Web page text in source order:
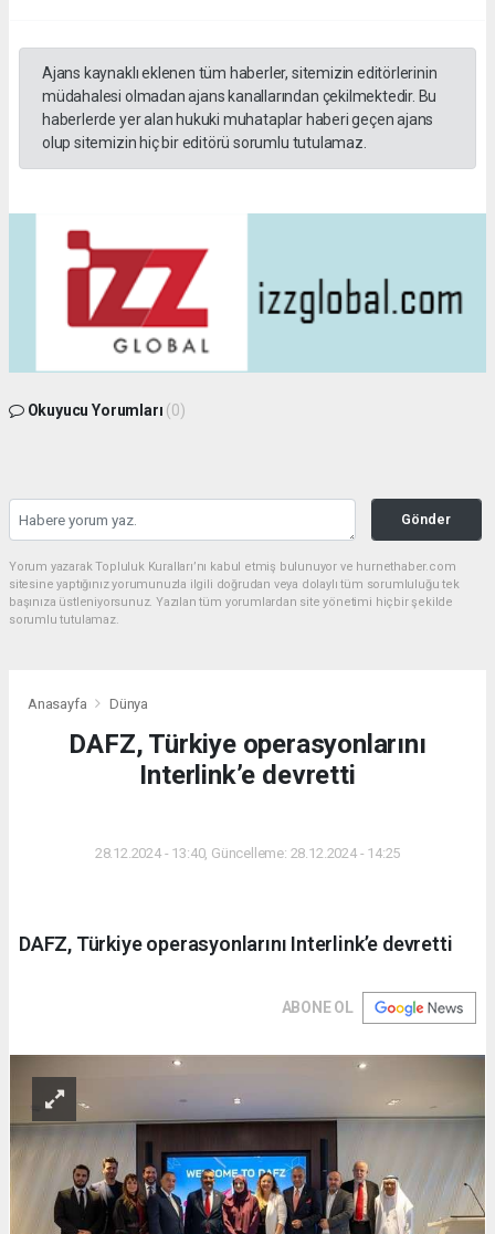
Ajans kaynaklı eklenen tüm haberler, sitemizin editörlerinin
müdahalesi olmadan ajans kanallarından çekilmektedir. Bu
haberlerde yer alan hukuki muhataplar haberi geçen ajans
olup sitemizin hiç bir editörü sorumlu tutulamaz.
Okuyucu Yorumları (0)
Gönder
Yorum yazarak Topluluk Kuralları’nı kabul etmiş bulunuyor ve hurnethaber.com
sitesine yaptığınız yorumunuzla ilgili doğrudan veya dolaylı tüm sorumluluğu tek
başınıza üstleniyorsunuz. Yazılan tüm yorumlardan site yönetimi hiçbir şekilde
sorumlu tutulamaz.
Anasayfa Dünya
DAFZ, Türkiye operasyonlarını
Interlink’e devretti
28.12.2024 - 13:40, Güncelleme: 28.12.2024 - 14:25
DAFZ, Türkiye operasyonlarını Interlink’e devretti
ABONE OL